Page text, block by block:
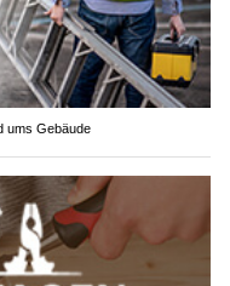
ums Gebäude